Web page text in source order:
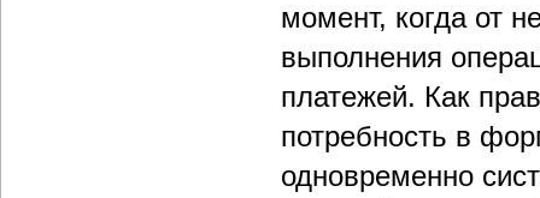
момент, когда от
выполнения
платежей. Как
потребность в
одновременно